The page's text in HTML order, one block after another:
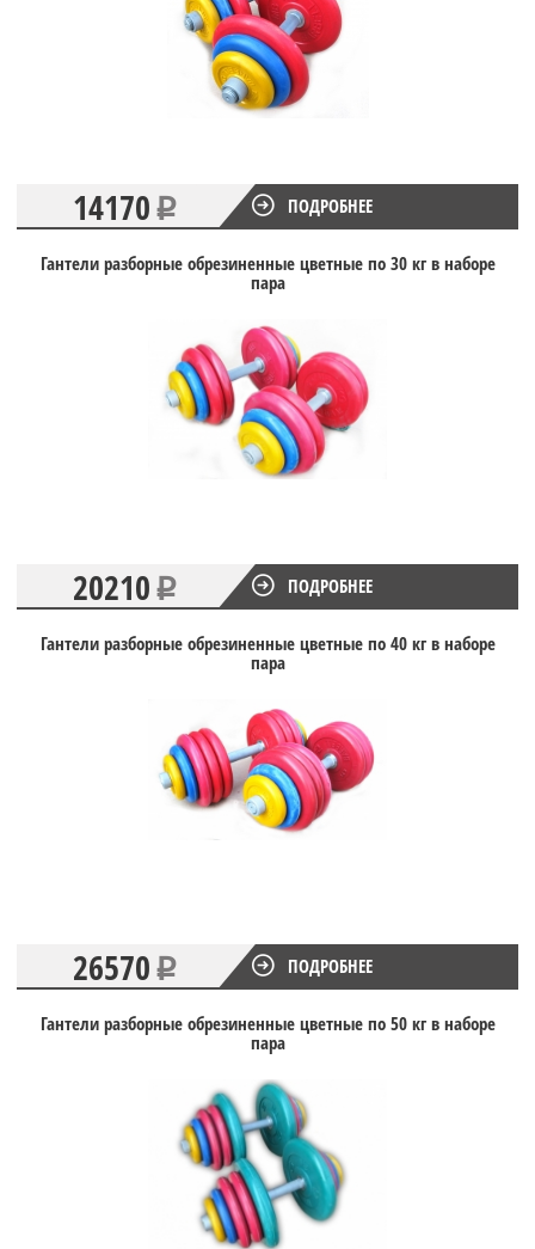
14170 ПОДРОБНЕЕ
Гантели разборные обрезиненные цветные по 30 кг в наборе
пара
20210 ПОДРОБНЕЕ
Гантели разборные обрезиненные цветные по 40 кг в наборе
пара
26570 ПОДРОБНЕЕ
Гантели разборные обрезиненные цветные по 50 кг в наборе
пара